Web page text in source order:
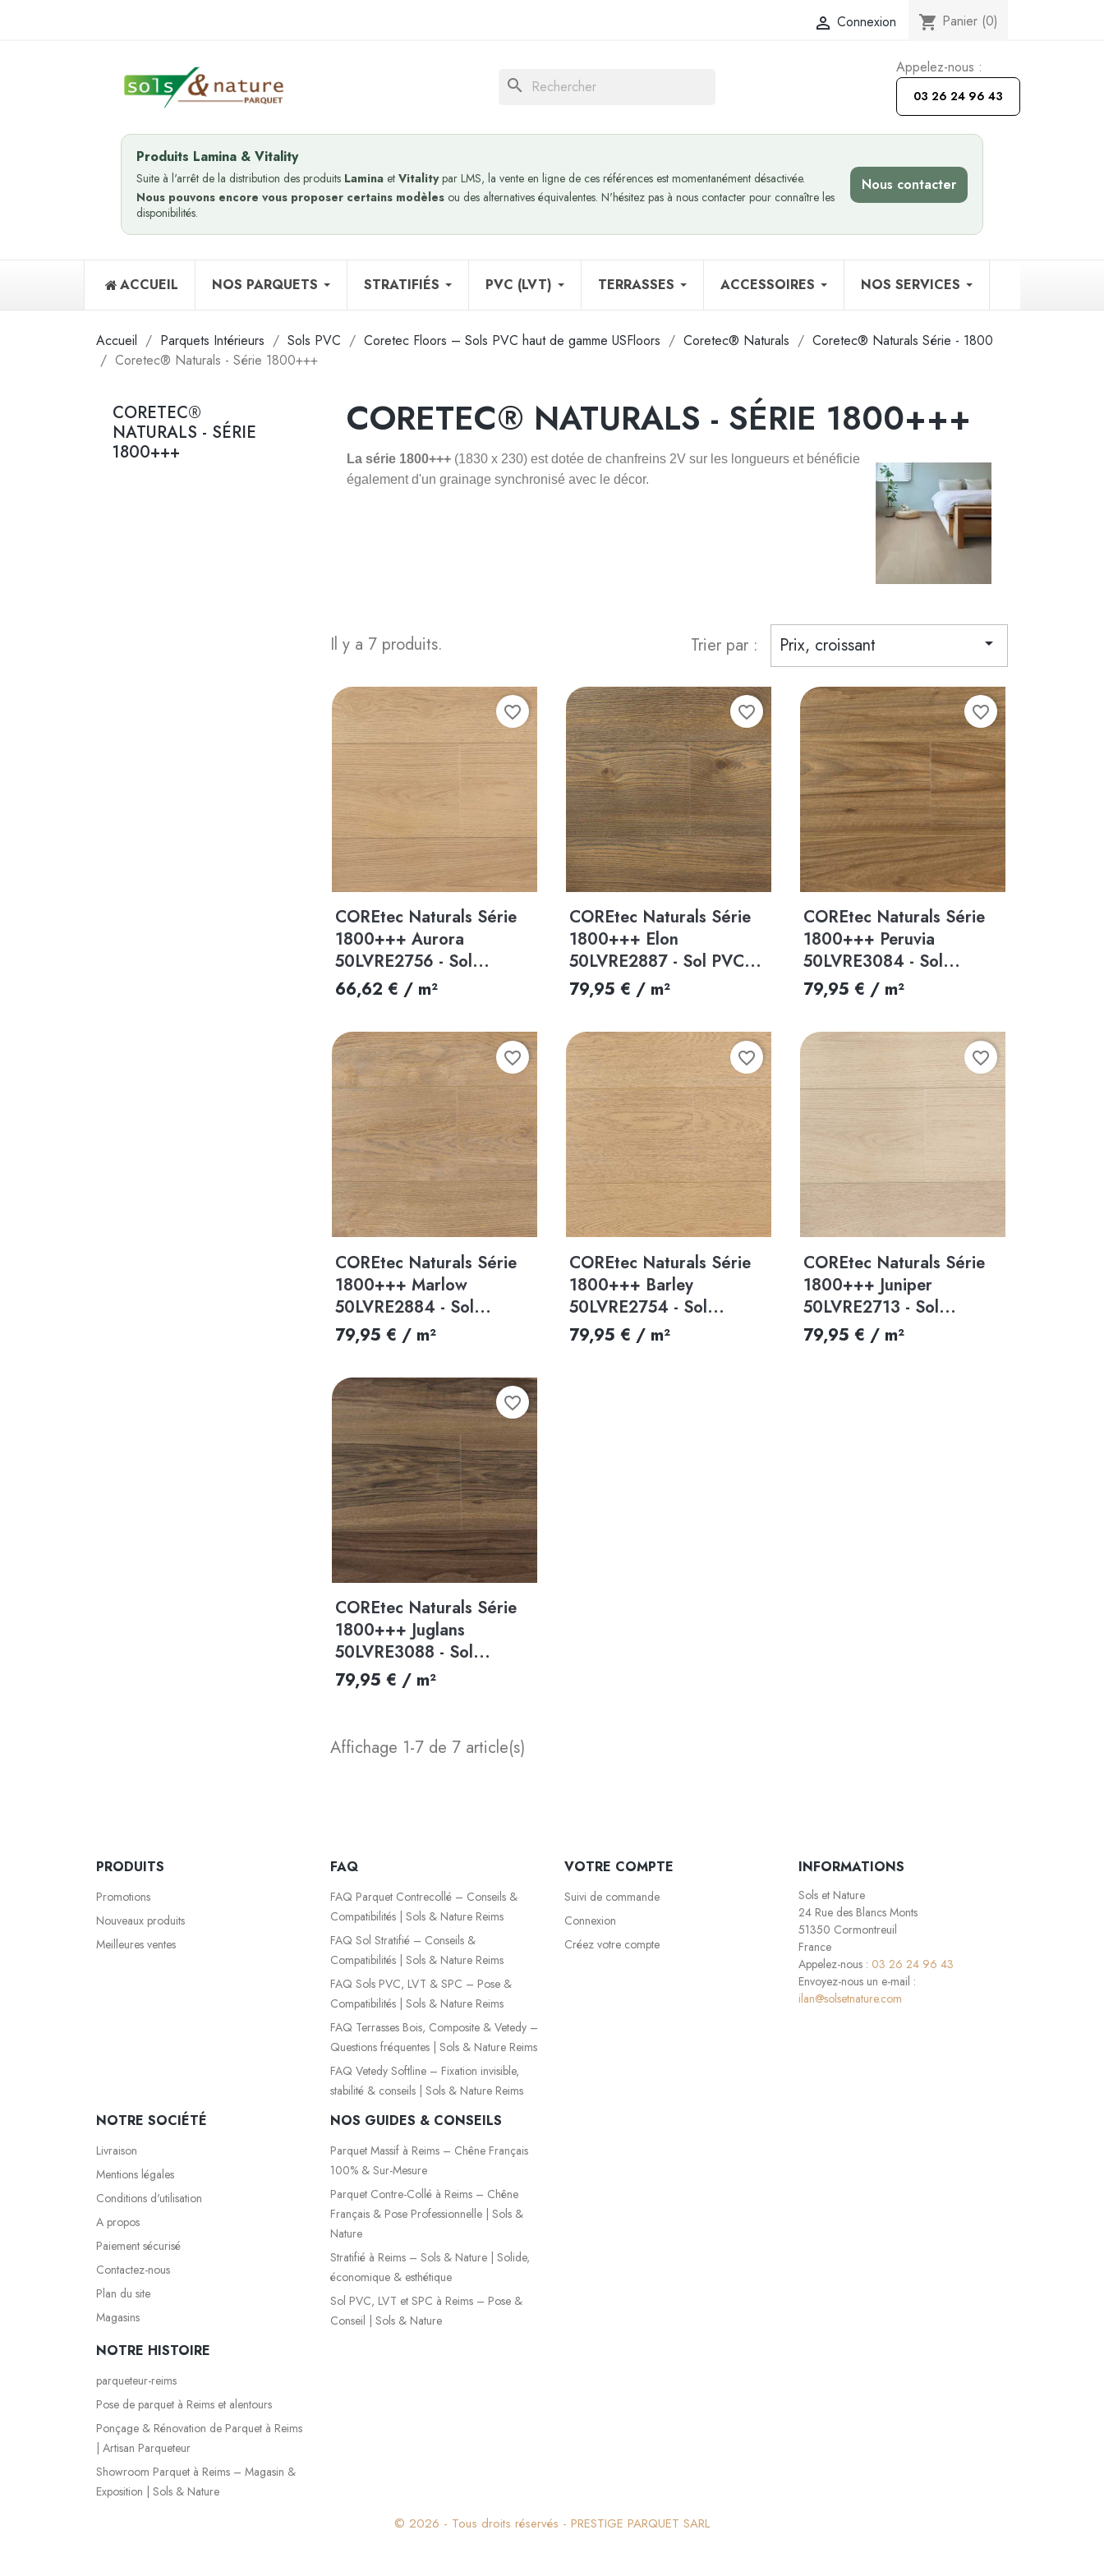
 Connexion shopping_cart Panier (0)
search
Appelez-nous :
03 26 24 96 43
Produits Lamina & Vitality
Suite à l'arrêt de la distribution des produits Lamina et Vitalitypar LMS, la vente en ligne de ces références est momentanément désactivée.
Nous pouvons encore vous proposer certains modèles ou des alternatives équivalentes. N'hésitez pas à nous contacter pour connaître les
disponibilités.
Nous contacter
ACCUEIL NOS PARQUETS STRATIFIÉS PVC (LVT) TERRASSES ACCESSOIRES NOS SERVICES
Accueil Parquets Intérieurs Sols PVC Coretec Floors – Sols PVC haut de gamme USFloors Coretec® Naturals
Coretec® Naturals Série - 1800
Coretec® Naturals - Série 1800+++
CORETEC®
NATURALS - SÉRIE
1800+++
CORETEC® NATURALS - SÉRIE 1800+++
La série 1800+++ (1830 x 230) est dotée de chanfreins 2V sur les longueurs et bénéficie
également d'un grainage synchronisé avec le décor.
Il y a 7 produits. Trier par : Prix, croissant 
Aperçu rapide
COREtec Naturals Série
1800+++ Aurora
50LVRE2756 - Sol...
66,62 € / m²
favorite_border
Aperçu rapide
COREtec Naturals Série
1800+++ Elon
50LVRE2887 - Sol PVC...
79,95 € / m²
favorite_border
Aperçu rapide
COREtec Naturals Série
1800+++ Peruvia
50LVRE3084 - Sol...
79,95 € / m²
favorite_border
Aperçu rapide
COREtec Naturals Série
1800+++ Marlow
50LVRE2884 - Sol...
79,95 € / m²
favorite_border
Aperçu rapide
COREtec Naturals Série
1800+++ Barley
50LVRE2754 - Sol...
79,95 € / m²
favorite_border
Aperçu rapide
COREtec Naturals Série
1800+++ Juniper
50LVRE2713 - Sol...
79,95 € / m²
favorite_border
Aperçu rapide
COREtec Naturals Série
1800+++ Juglans
50LVRE3088 - Sol...
79,95 € / m²
favorite_border
Affichage 1-7 de 7 article(s)
PRODUITS
Promotions
Nouveaux produits
Meilleures ventes
FAQ
FAQ Parquet Contrecollé – Conseils &
Compatibilités | Sols & Nature Reims
FAQ Sol Stratifié – Conseils &
Compatibilités | Sols & Nature Reims
FAQ Sols PVC, LVT & SPC – Pose &
Compatibilités | Sols & Nature Reims
FAQ Terrasses Bois, Composite & Vetedy –
Questions fréquentes | Sols & Nature Reims
FAQ Vetedy Softline – Fixation invisible,
stabilité & conseils | Sols & Nature Reims
NOTRE SOCIÉTÉ
Livraison
Mentions légales
Conditions d'utilisation
A propos
Paiement sécurisé
Contactez-nous
Plan du site
Magasins
NOS GUIDES & CONSEILS
Parquet Massif à Reims – Chêne Français
100% & Sur-Mesure
Parquet Contre-Collé à Reims – Chêne
Français & Pose Professionnelle | Sols &
Nature
Stratifié à Reims – Sols & Nature | Solide,
économique & esthétique
Sol PVC, LVT et SPC à Reims – Pose &
Conseil | Sols & Nature
NOTRE HISTOIRE
parqueteur-reims
Pose de parquet à Reims et alentours
Ponçage & Rénovation de Parquet à Reims
| Artisan Parqueteur
Showroom Parquet à Reims – Magasin &
Exposition | Sols & Nature
VOTRE COMPTE
Suivi de commande
Connexion
Créez votre compte
INFORMATIONS
Sols et Nature
24 Rue des Blancs Monts
51350 Cormontreuil
France
Appelez-nous : 03 26 24 96 43
Envoyez-nous un e-mail :
ilan@solsetnature.com
© 2026 - Tous droits réservés - PRESTIGE PARQUET SARL